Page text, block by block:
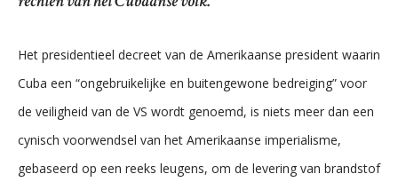
Het presidentieel decreet van de Amerikaanse president waarin
Cuba een “ongebruikelijke en buitengewone bedreiging” voor
de veiligheid van de VS wordt genoemd, is niets meer dan een
cynisch voorwendsel van het Amerikaanse imperialisme,
gebaseerd op een reeks leugens, om de levering van brandstof